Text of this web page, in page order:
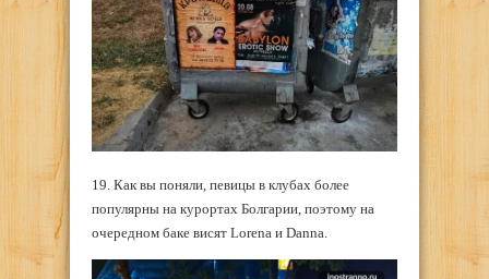
19. Как вы поняли, певицы в клубах более
популярны на курортах Болгарии, поэтому на
очередном баке висят Lorena и Danna.